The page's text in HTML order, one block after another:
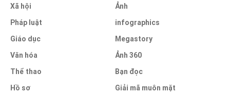
Xã hội
Pháp luật
Giáo dục
Văn hóa
Thể thao
Hồ sơ
Ảnh
infographics
Megastory
Ảnh 360
Bạn đọc
Giải mã muôn mặt